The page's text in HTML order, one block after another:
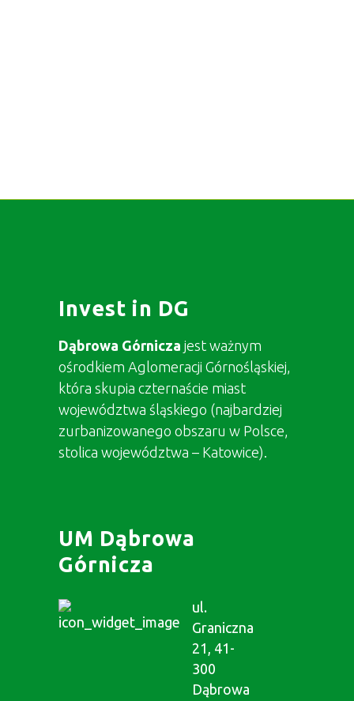
Invest in DG
Dąbrowa Górnicza jest ważnym
ośrodkiem Aglomeracji Górnośląskiej,
która skupia czternaście miast
województwa śląskiego (najbardziej
zurbanizowanego obszaru w Polsce,
stolica województwa – Katowice).
UM Dąbrowa
Górnicza
ul.
Graniczna
21, 41-
300
Dąbrowa